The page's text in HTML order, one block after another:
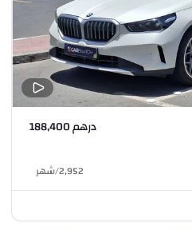
درهم 188,400
2,952
/شهر